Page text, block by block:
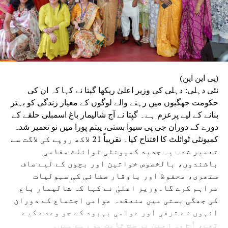
(پی این این)
نئی دہلی: دہلی کی وزیر اعلیٰ ریکھا گپتا نے کہا کہ ان کی
حکومت جھگیوں میں رہنے والے لوگوں کے معیار زندگی کو بہتر
بنانے کے لیے پرعزم ہے۔ گپتا نے آج شالیمار باغ اسمبلی حلقے کے
دورے کے دوران جی پی سیوا بستی، پیتم پورا میں نو تعمیر شدہ
کمیونٹی ٹوائلٹ کا افتتاح کیا۔ تقریباً 21 لاکھ روپے کی لاگت سے
تعمیر شدہ یہ جدید کمیونٹی ٹوائلٹ مقامی
باشندوں، بالخصوص خواتین اور بچوں کے لیے صاف
ستھری، محفوظ اور باوقار صفائی کی سہولیات
فراہم کرے گا۔وزیر اعلیٰ نے کہا کہ شالیمار باغ
کی جھگی بستی میں منعقدہ عوامی اجتماع کے دوران
انہوں نے ترقی اور عوامی بہبود کے جو وعدے کیے
تھے، آج وہ زمین پر سچ ثابت ہو رہے ہیں۔